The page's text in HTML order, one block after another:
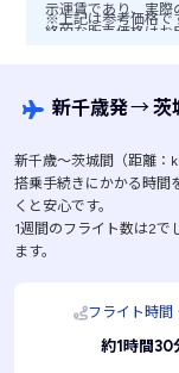
示運賃であり、実
終的な販売価格はお
※上記は参考価格で
新千歳発→茨
新千歳〜茨城間（距離：
搭乗手続きにかかる時間
くと安心です。
1週間のフライト数は2
ます。
フライト時間
約1時間30